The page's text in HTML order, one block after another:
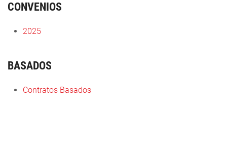
CONVENIOS
2025
BASADOS
Contratos Basados